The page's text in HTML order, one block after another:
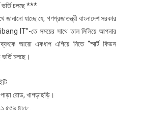
ভর্তি চলছে ***
জানানো যাচ্ছে যে, গণপ্রজাতন্ত্রী বাংলাদেশ সরকার
IT”-তে সময়ের সাথে তাল মিলিয়ে আপনার
আরো একধাপ এগিয়ে নিতে “স্মার্ট কিডস
ভর্তি চলছে।
রোড, খাগড়াছড়ি।
৫৫৬ ৪৮৮